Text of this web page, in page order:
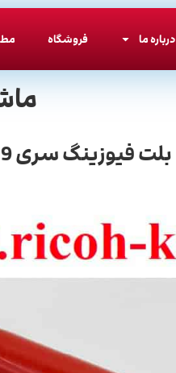
درباره ما فروشگاه
بلت فیوزینگ سری 9 کونیکا 659 و 759 درجه یک / Fusing Belt Konica Minolta